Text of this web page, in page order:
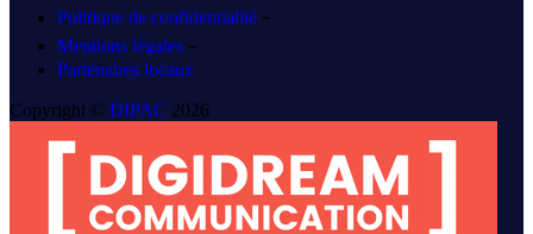
Politique de confidentialité -
Mentions légales -
Partenaires locaux
Copyright © DIPAC 2026